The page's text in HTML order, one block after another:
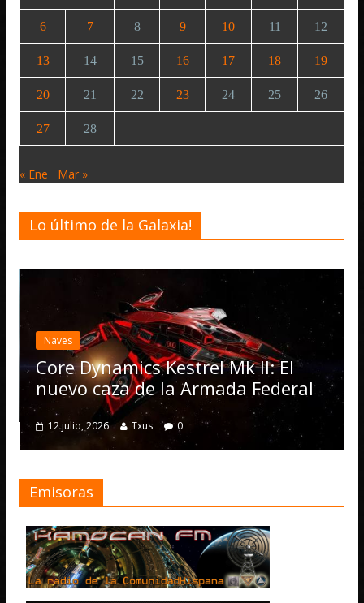
6 7 8 9 10 11 12
13 14 15 16 17 18 19
20 21 22 23 24 25 26
27 28
« Ene Mar »
Lo último de la Galaxia!
Kestrel Mk II: El
de la Armada Federal
Txus 0
Elite
Emisoras